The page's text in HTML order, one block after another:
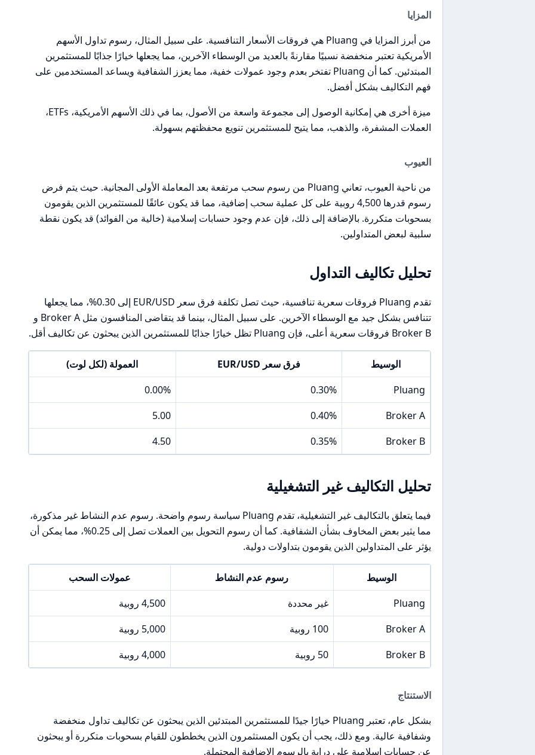
المزايا
من أبرز المزايا في Pluang هي فروقات الأسعار التنافسية. على سبيل المثال، رسوم تداول الأسهم
الأمريكية تعتبر منخفضة نسبيًا مقارنةً بالعديد من الوسطاء الآخرين، مما يجعلها خيارًا جذابًا للمستثمرين
المبتدئين. كما أن Pluang تفتخر بعدم وجود عمولات خفية، مما يعزز الشفافية ويساعد المستخدمين على
فهم التكاليف بشكل أفضل.
ميزة أخرى هي إمكانية الوصول إلى مجموعة واسعة من الأصول، بما في ذلك الأسهم الأمريكية، ETFs،
العملات المشفرة، والذهب، مما يتيح للمستثمرين تنويع محفظتهم بسهولة.
العيوب
من ناحية العيوب، تعاني Pluang من رسوم سحب مرتفعة بعد المعاملة الأولى المجانية. حيث يتم فرض
رسوم قدرها 4,500 روبية على كل عملية سحب إضافية، مما قد يكون عائقًا للمستثمرين الذين يقومون
بسحوبات متكررة. بالإضافة إلى ذلك، فإن عدم وجود حسابات إسلامية (خالية من الفوائد) قد يكون نقطة
سلبية لبعض المتداولين.
تحليل تكاليف التداول
تقدم Pluang فروقات سعرية تنافسية، حيث تصل تكلفة فرق سعر EUR/USD إلى 0.30%، مما يجعلها
تتنافس بشكل جيد مع الوسطاء الآخرين. على سبيل المثال، بينما قد يتقاضى المنافسون مثل Broker A و
Broker B فروقات سعرية أعلى، فإن Pluang تظل خيارًا جذابًا للمستثمرين الذين يبحثون عن تكاليف أقل.
الوسيط فرق سعر EUR/USD
العمولة (لكل لوت)
Pluang
0.30%
0.00%
Broker A
0.40%
5.00
Broker B
0.35%
4.50
تحليل التكاليف غير التشغيلية
فيما يتعلق بالتكاليف غير التشغيلية، تقدم Pluang سياسة رسوم واضحة. رسوم عدم النشاط غير مذكورة،
مما يثير بعض المخاوف بشأن الشفافية. كما أن رسوم التحويل بين العملات تصل إلى 0.25%، مما يمكن أن
يؤثر على المتداولين الذين يقومون بتداولات دولية.
الوسيط رسوم عدم النشاط
عمولات السحب
Pluang
غير محددة
4,500 روبية
Broker A
100 روبية
5,000 روبية
Broker B
50 روبية 4,000 روبية
الاستنتاج
بشكل عام، تعتبر Pluang خيارًا جيدًا للمستثمرين المبتدئين الذين يبحثون عن تكاليف تداول منخفضة
وشفافية عالية. ومع ذلك، يجب أن يكون المستثمرون الذين يخططون للقيام بسحوبات متكررة أو يبحثون
عن حسابات إسلامية على دراية بالرسوم الإضافية المحتملة.